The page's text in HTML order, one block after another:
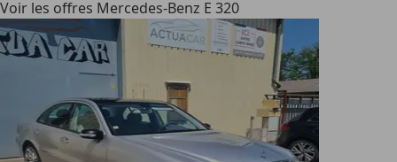
Voir les offres Mercedes-Benz E 320